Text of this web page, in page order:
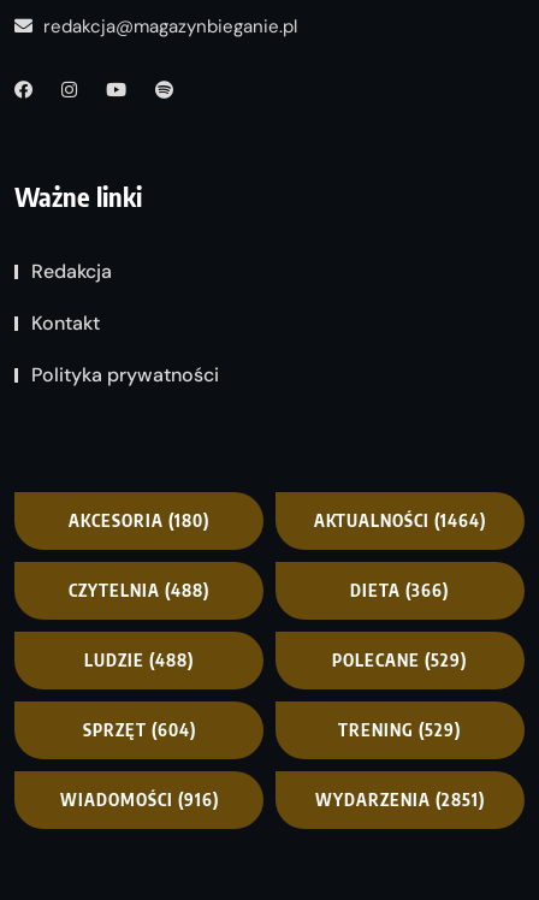
redakcja@magazynbieganie.pl
Ważne linki
Redakcja
Kontakt
Polityka prywatności
AKCESORIA (180) AKTUALNOŚCI (1464)
CZYTELNIA (488) DIETA (366)
LUDZIE (488) POLECANE (529)
SPRZĘT (604) TRENING (529)
WIADOMOŚCI (916) WYDARZENIA (2851)